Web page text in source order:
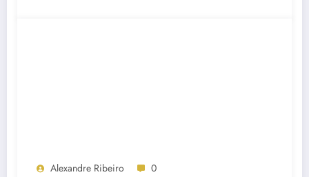
Alexandre Ribeiro 0